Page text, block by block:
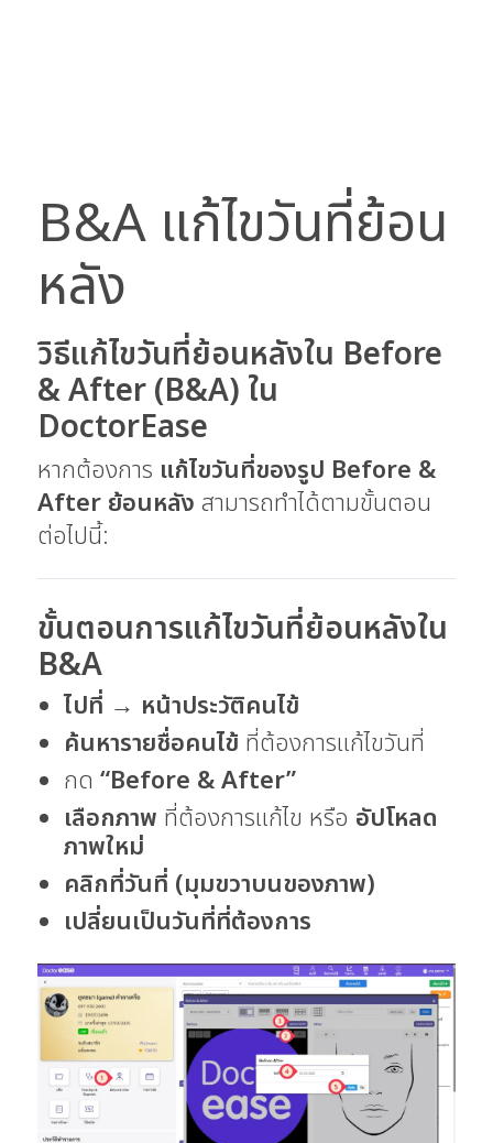
B&A แก้ไขวันที่ย้อน
หลัง
วิธีแก้ไขวันที่ย้อนหลังใน Before
& After (B&A) ใน
DoctorEase
หากต้องการ แก้ไขวันที่ของรูป Before &
After ย้อนหลัง สามารถทำได้ตามขั้นตอน
ต่อไปนี้:
ขั้นตอนการแก้ไขวันที่ย้อนหลังใน
B&A
ไปที่ → หน้าประวัติคนไข้
ค้นหารายชื่อคนไข้ ที่ต้องการแก้ไขวันที่
กด “Before & After”
เลือกภาพ ที่ต้องการแก้ไข หรือ อัปโหลด
ภาพใหม่
คลิกที่วันที่ (มุมขวาบนของภาพ)
เปลี่ยนเป็นวันที่ที่ต้องการ